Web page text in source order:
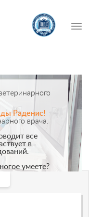
Раденис!
врача.
все
в
умеете?
технишен.
вы за